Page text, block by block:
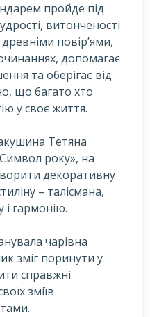
пройде під
витонченості
древніми повір’ями,
допомагає
та оберігає від
що багато хто
у своє життя.
Тетяна
року», на
декоративну
– талісмана,
гармонію.
чарівна
зміг поринути у
справжні
зміїв